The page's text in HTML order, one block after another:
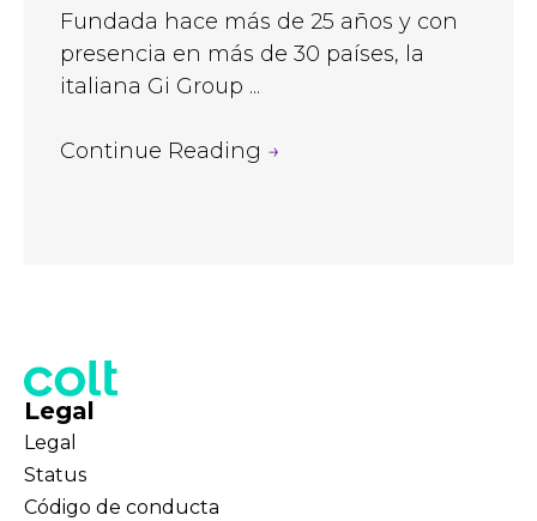
Fundada hace más de 25 años y con
presencia en más de 30 países, la
italiana Gi Group ...
Continue Reading →
Legal
Legal
Status
Código de conducta